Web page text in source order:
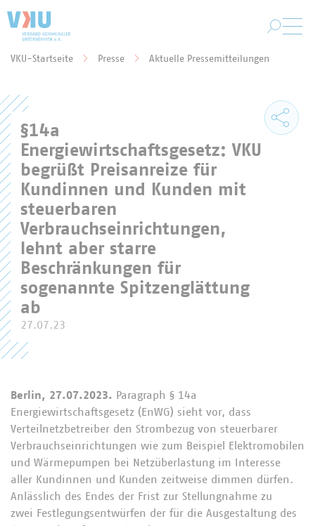
VKU-Startseite Presse Aktuelle Pressemitteilungen
§14a
Energiewirtschaftsgesetz: VKU
begrüßt Preisanreize für
Kundinnen und Kunden mit
steuerbaren
Verbrauchseinrichtungen,
lehnt aber starre
Beschränkungen für
sogenannte Spitzenglättung
ab
27.07.23
Berlin, 27.07.2023. Paragraph § 14a
Energiewirtschaftsgesetz (EnWG) sieht vor, dass
Verteilnetzbetreiber den Strombezug von steuerbarer
Verbrauchseinrichtungen wie zum Beispiel Elektromobilen
und Wärmepumpen bei Netzüberlastung im Interesse
aller Kundinnen und Kunden zeitweise dimmen dürfen.
Anlässlich des Endes der Frist zur Stellungnahme zu
zwei Festlegungsentwürfen der für die Ausgestaltung des